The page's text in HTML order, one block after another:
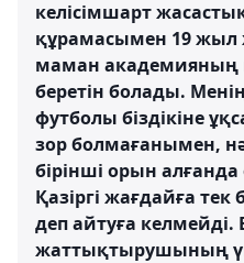
келісімшарт
құрамасымен 19 жыл
маман академияның
беретін болады.
футболы біздікіне
зор болмағанымен,
бірінші орын
Қазіргі жағдайға тек
деп айтуға келмейді.
жаттықтырушының